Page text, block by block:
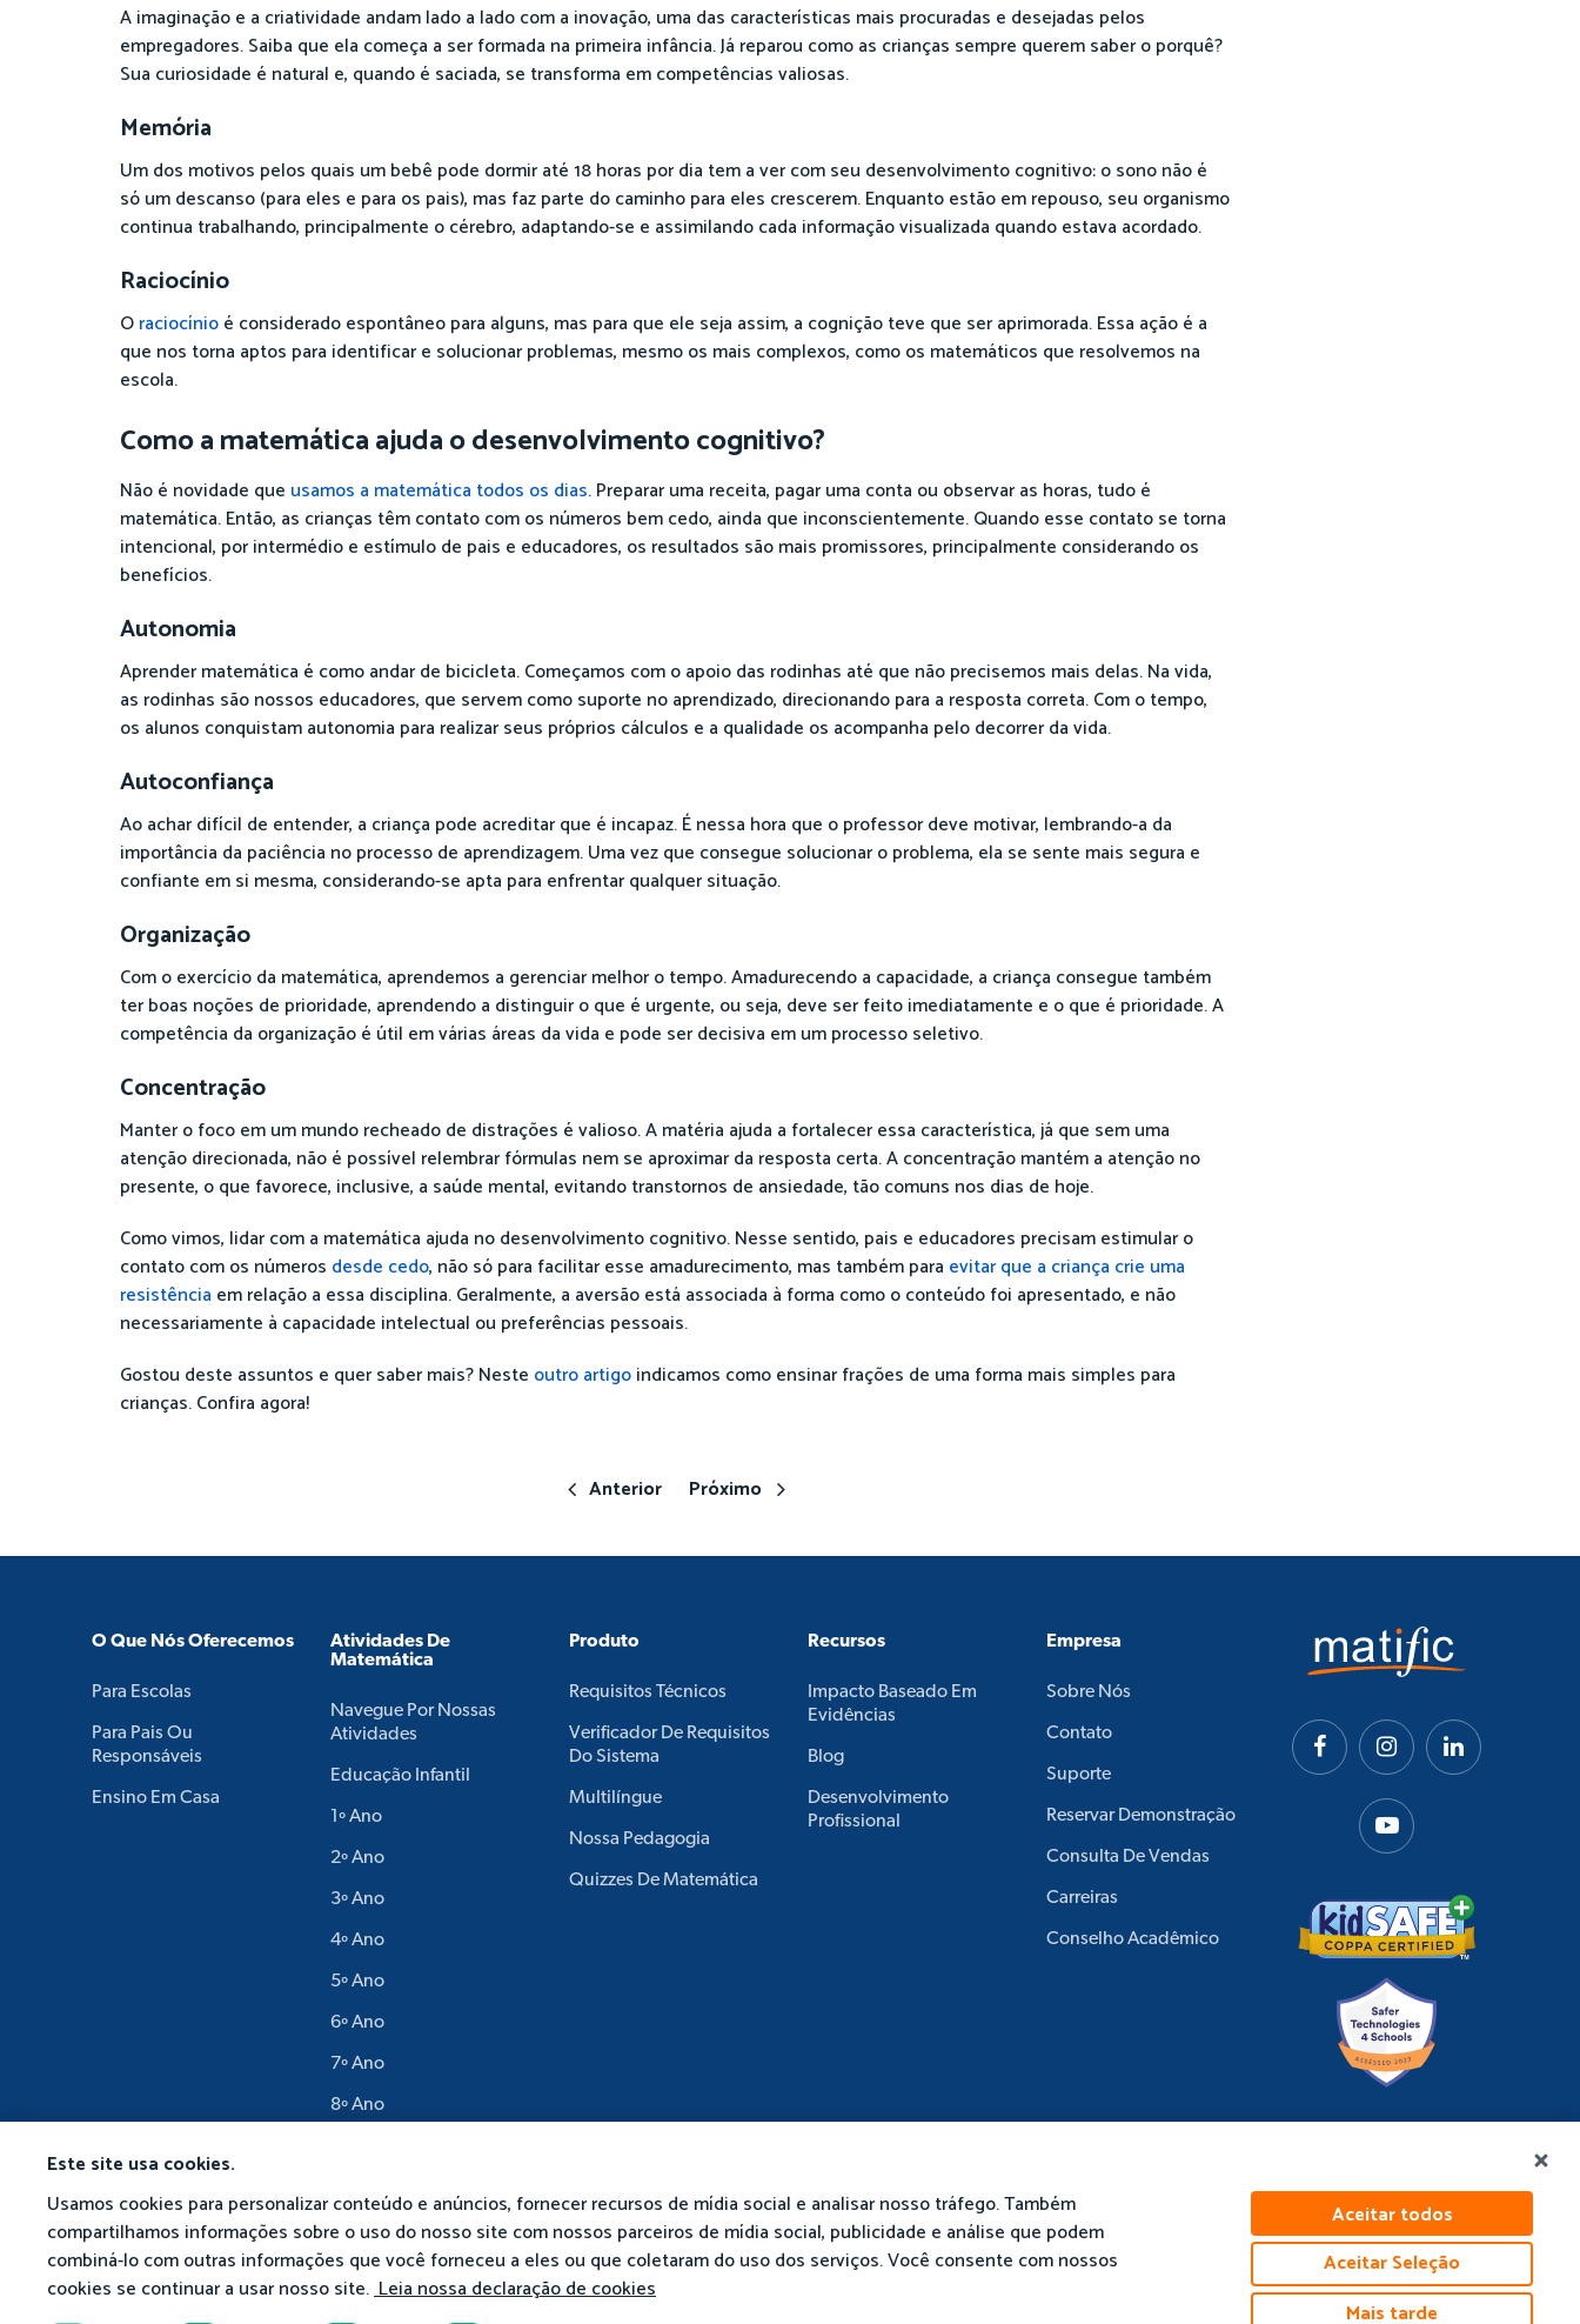
Este site usa cookies.
Usamos cookies para personalizar conteúdo e anúncios, fornecer recursos de mídia social e analisar nosso tráfego. Também
compartilhamos informações sobre o uso do nosso site com nossos parceiros de mídia social, publicidade e análise que podem
combiná-lo com outras informações que você forneceu a eles ou que coletaram do uso dos serviços. Você consente com nossos
cookies se continuar a usar nosso site.Leia nossa declaração de cookies
Aceitar todos
Aceitar Seleção
Mais tarde
A imaginação e a criatividade andam lado a lado com a inovação, uma das características mais procuradas e desejadas pelos
empregadores. Saiba que ela começa a ser formada na primeira infância. Já reparou como as crianças sempre querem saber o porquê?
Sua curiosidade é natural e, quando é saciada, se transforma em competências valiosas.
Memória
Um dos motivos pelos quais um bebê pode dormir até 18 horas por dia tem a ver com seu desenvolvimento cognitivo: o sono não é
só um descanso (para eles e para os pais), mas faz parte do caminho para eles crescerem. Enquanto estão em repouso, seu organismo
continua trabalhando, principalmente o cérebro, adaptando-se e assimilando cada informação visualizada quando estava acordado.
Raciocínio
Oraciocínioé considerado espontâneo para alguns, mas para que ele seja assim, a cognição teve que ser aprimorada. Essa ação é a
que nos torna aptos para identificar e solucionar problemas, mesmo os mais complexos, como os matemáticos que resolvemos na
escola.
Como a matemática ajuda o desenvolvimento cognitivo?
Não é novidade que usamos a matemática todos os dias. Preparar uma receita, pagar uma conta ou observar as horas, tudo é
matemática. Então, as crianças têm contato com os números bem cedo, ainda que inconscientemente. Quando esse contato se torna
intencional, por intermédio e estímulo de pais e educadores, os resultados são mais promissores, principalmente considerando os
benefícios.
Autonomia
Aprender matemática é como andar de bicicleta. Começamos com o apoio das rodinhas até que não precisemos mais delas. Na vida,
as rodinhas são nossos educadores, que servem como suporte no aprendizado, direcionando para a resposta correta. Com o tempo,
os alunos conquistam autonomia para realizar seus próprios cálculos e a qualidade os acompanha pelo decorrer da vida.
Autoconfiança
Ao achar difícil de entender, a criança pode acreditar que é incapaz. É nessa hora que o professor deve motivar, lembrando-a da
importância da paciência no processo de aprendizagem. Uma vez que consegue solucionar o problema, ela se sente mais segura e
confiante em si mesma, considerando-se apta para enfrentar qualquer situação.
Organização
Com o exercício da matemática, aprendemos a gerenciar melhor o tempo. Amadurecendo a capacidade, a criança consegue também
ter boas noções de prioridade, aprendendo a distinguir o que é urgente, ou seja, deve ser feito imediatamente e o que é prioridade. A
competência da organização é útil em várias áreas da vida e pode ser decisiva em um processo seletivo.
Concentração
Manter o foco em um mundo recheado de distrações é valioso. A matéria ajuda a fortalecer essa característica, já que sem uma
atenção direcionada, não é possível relembrar fórmulas nem se aproximar da resposta certa. A concentração mantém a atenção no
presente, o que favorece, inclusive, a saúde mental, evitando transtornos de ansiedade, tão comuns nos dias de hoje.
Como vimos, lidar com a matemática ajuda no desenvolvimento cognitivo. Nesse sentido, pais e educadores precisam estimular o
contato com os números desde cedo, não só para facilitar esse amadurecimento, mas também para evitar que a criança crie uma
resistência em relação a essa disciplina. Geralmente, a aversão está associada à forma como o conteúdo foi apresentado, e não
necessariamente à capacidade intelectual ou preferências pessoais.
Gostou deste assuntos e quer saber mais? Neste outro artigoindicamos como ensinar frações de uma forma mais simples para
crianças. Confira agora!
Anterior Próximo
O Que Nós Oferecemos
Para Escolas
Para Pais Ou
Responsáveis
Ensino Em Casa
Atividades De
Matemática
Navegue Por Nossas
Atividades
Educação Infantil
1º Ano
2º Ano
3º Ano
4º Ano
5º Ano
6º Ano
7º Ano
8º Ano
Produto
Requisitos Técnicos
Verificador De Requisitos
Do Sistema
Multilíngue
Nossa Pedagogia
Quizzes De Matemática
Recursos
Impacto Baseado Em
Evidências
Blog
Desenvolvimento
Profissional
Empresa
Sobre Nós
Contato
Suporte
Reservar Demonstração
Consulta De Vendas
Carreiras
Conselho Acadêmico
© 2026 Matific. Todos os Direitos Reservados.